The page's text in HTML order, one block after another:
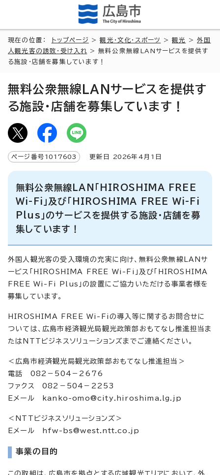
現在の位置： トップページ >観光・文化・スポーツ >観光 >外国
人観光客の誘致・受け入れ
> 無料公衆無線LANサービスを提供す
る施設・店舗を募集しています！
無料公衆無線LANサービスを提供す
る施設・店舗を募集しています！
ページ番号 1017603 更新日 2026年4月1日
無料公衆無線LAN「HIROSHIMA FREE
Wi-Fi」及び「HIROSHIMA FREE Wi-Fi
Plus」のサービスを提供する施設・店舗を募
集しています！
外国人観光客の受入環境の充実に向け、無料公衆無線LANサ
ービス「HIROSHIMA FREE Wi-Fi」及び「HIROSHIMA
FREE Wi-Fi Plus」の設置にご協力いただける事業者様を
募集しています。
HIROSHIMA FREE Wi-Fiの導入等に関するお問合せに
ついては、広島市経済観光局観光政策部おもてなし推進担当ま
たはNTTビジネスソリューションズまでご連絡ください。
＜広島市経済観光局観光政策部おもてなし推進担当＞
電話 082－504－2676
ファクス 082－504－2253
Eメール
kanko-omo@city.hiroshima.lg.jp
＜NTTビジネスソリューションズ＞
Eメール
hfw-bs@west.ntt.co.jp
事業の目的
この取組は、広島市を拠点とする広域観光エリアにおいて、外